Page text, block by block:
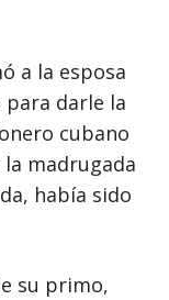
a la esposa
para darle la
cubano
la madrugada
había sido
su primo,